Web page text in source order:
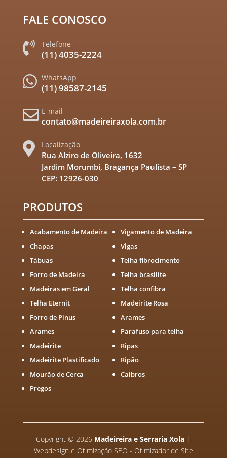
FALE CONOSCO
 Telefone
(11) 4035-2224
 WhatsApp
(11) 98587-2145
 E-mail
contato@madeireiraxola.com.br
 Localização
Rua Alziro de Oliveira, 1632
Jardim Morumbi, Bragança Paulista – SP
CEP: 12926-030
PRODUTOS
Acabamento de Madeira
Chapas
Tábuas
Forro de Madeira
Madeiras em Geral
Telha Eternit
Forro de Pinus
Arames
Madeirite
Madeirite Plastificado
Mourão de Cerca
Pregos
Vigamento de Madeira
Vigas
Telha fibrocimento
Telha brasilite
Telha confibra
Madeirite Rosa
Arames
Parafuso para telha
Ripas
Ripão
Caibros
Copyright© 2026 Madeireira e Serraria Xola |
Webdesign e Otimização SEO - Otimizador de Site